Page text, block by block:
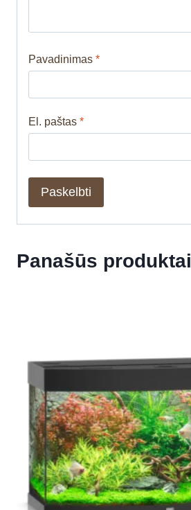
Pavadinimas *
El. paštas *
Panašūs produktai